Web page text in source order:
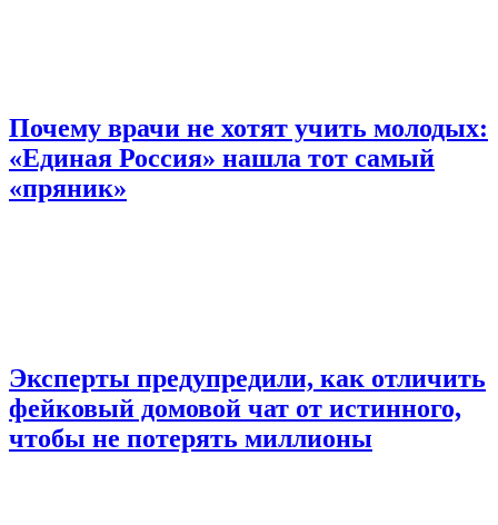
Почему врачи не хотят учить молодых:
«Единая Россия» нашла тот самый
«пряник»
Эксперты предупредили, как отличить
фейковый домовой чат от истинного,
чтобы не потерять миллионы